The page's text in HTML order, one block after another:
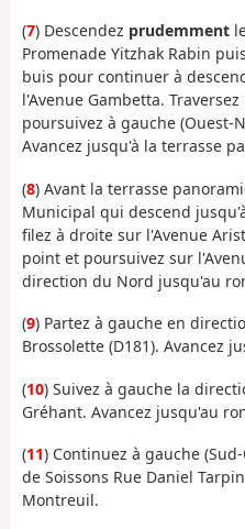
(7) Descendez prudemment
Promenade Yitzhak Rabin
buis pour continuer à
l'Avenue Gambetta. Traversez
poursuivez à gauche (Ouest-
Avancez jusqu'à la terrasse
(8) Avant la terrasse
Municipal qui descend
filez à droite sur l'Avenue
point et poursuivez sur
direction du Nord jusqu'au
(9) Partez à gauche en
Brossolette (D181). Avancez
(10) Suivez à gauche la
Gréhant. Avancez jusqu'au
(11) Continuez à gauche
de Soissons Rue Daniel
Montreuil.